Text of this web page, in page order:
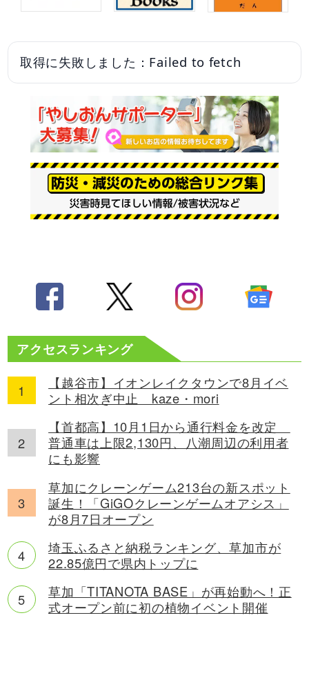
取得に失敗しました：Failed to fetch
アクセスランキング
【越谷市】イオンレイクタウンで8月イベ
ント相次ぎ中止 kaze・mori
【首都高】10月1日から通行料金を改定
普通車は上限2,130円、八潮周辺の利用者
にも影響
草加にクレーンゲーム213台の新スポット
誕生！「GiGOクレーンゲームオアシス」
が8月7日オープン
埼玉ふるさと納税ランキング、草加市が
22.85億円で県内トップに
草加「TITANOTA BASE」が再始動へ！正
式オープン前に初の植物イベント開催